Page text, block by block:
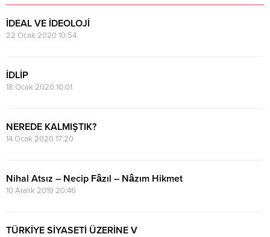
İDEAL VE İDEOLOJİ
22 Ocak 2020 10:54
İDLİP
18 Ocak 2020 10:01
NEREDE KALMIŞTIK?
14 Ocak 2020 17:20
Nihal Atsız – Necip Fâzıl – Nâzım Hikmet
10 Aralık 2019 20:46
TÜRKİYE SİYASETİ ÜZERİNE V